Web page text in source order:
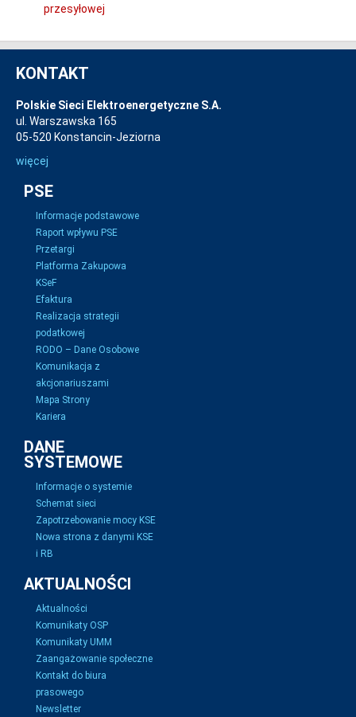
przesyłowej
KONTAKT
Polskie Sieci Elektroenergetyczne S.A.
ul. Warszawska 165
05-520 Konstancin-Jeziorna
więcej
PSE
Informacje podstawowe
Raport wpływu PSE
Przetargi
Platforma Zakupowa
KSeF
Efaktura
Realizacja strategii
podatkowej
RODO – Dane Osobowe
Komunikacja z
akcjonariuszami
Mapa Strony
Kariera
DANE
SYSTEMOWE
Informacje o systemie
Schemat sieci
Zapotrzebowanie mocy KSE
Nowa strona z danymi KSE
i RB
AKTUALNOŚCI
Aktualności
Komunikaty OSP
Komunikaty UMM
Zaangażowanie społeczne
Kontakt do biura
prasowego
Newsletter